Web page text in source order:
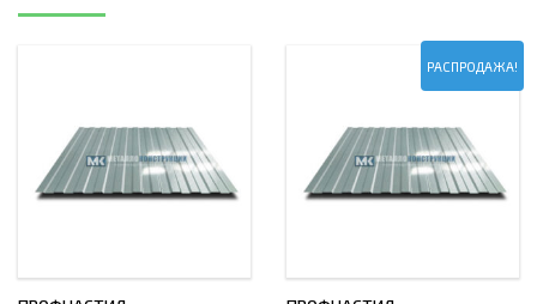
РАСПРОДАЖА!